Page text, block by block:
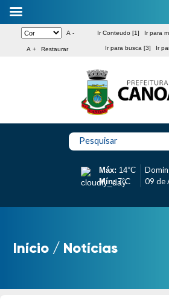
A -
A + Restaurar
Ir Conteudo [1] Ir para
Ir para busca [3] Ir
Pesquisar
Máx: 14°C
Mín:7°C
09 de
Início / Notícias